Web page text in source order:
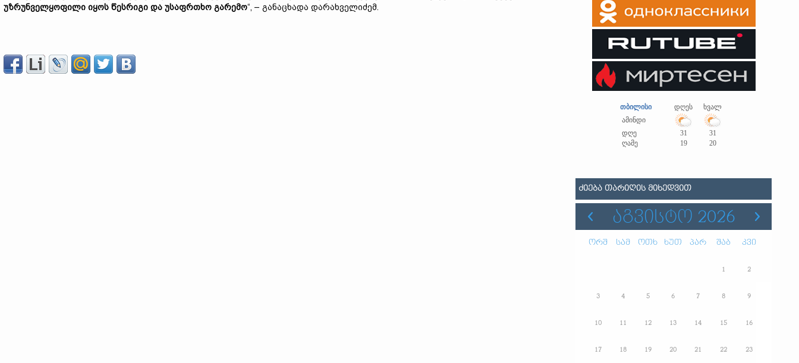
უზრუნველყოფილი იყოს წესრიგი და უსაფრთხო გარემო“, – განაცხადა დარახველიძემ.
თბილისი დღეს
ხვალ
ამინდი
დღე
31
31
ღამე
19 20
ᲫᲘᲔᲑᲐ ᲗᲐᲠᲘᲦᲘᲡ ᲛᲘᲮᲔᲓᲕᲘᲗ
ᲐᲒᲕᲘᲡᲢᲝ 2026
ორშ სამ ოთხ ხუთ პარ შაბ კვი
1 2
3 4 5 6 7 8 9
10 11 12 13 14 15 16
17 18 19 20 21 22 23